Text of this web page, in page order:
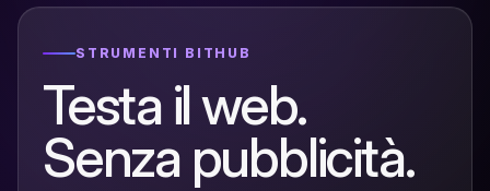
STRUMENTI BITHUB
Testa il web.
Senza pubblicità.